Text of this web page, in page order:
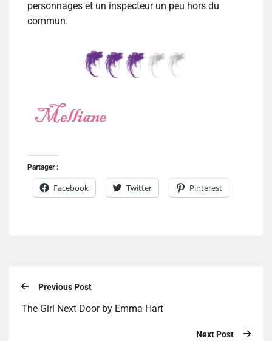
personnages et un inspecteur un peu hors du
commun.
Partager :
Facebook Twitter Pinterest
Previous Post
The Girl Next Door by Emma Hart
Next Post